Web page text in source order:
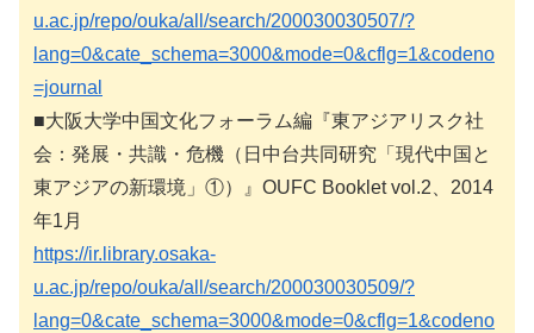
u.ac.jp/repo/ouka/all/search/200030030507/?
lang=0&cate_schema=3000&mode=0&cflg=1&codeno
=journal
■大阪大学中国文化フォーラム編『東アジアリスク社
会：発展・共識・危機（日中台共同研究「現代中国と
東アジアの新環境」①）』OUFC Booklet vol.2、2014
年1月
https://ir.library.osaka-
u.ac.jp/repo/ouka/all/search/200030030509/?
lang=0&cate_schema=3000&mode=0&cflg=1&codeno